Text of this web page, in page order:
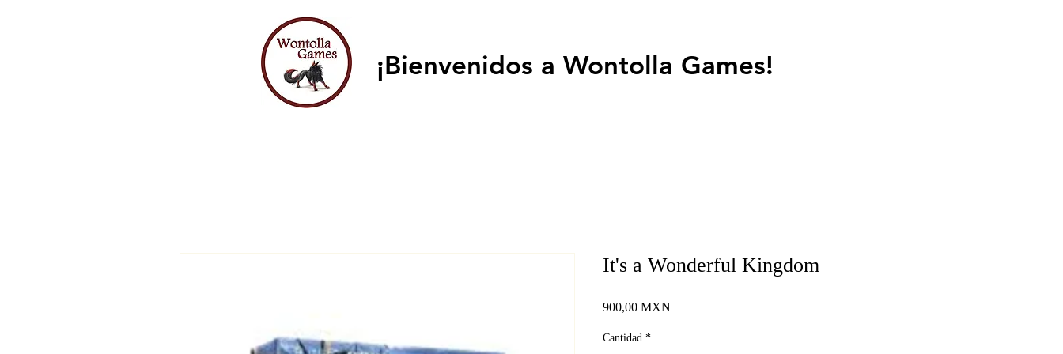
¡Bienvenidos a Wontolla Games!
It's a Wonderful Kingdom
900,00 MXN
Cantidad *